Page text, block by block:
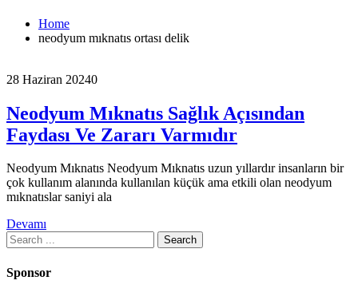
Home
neodyum mıknatıs ortası delik
28 Haziran 20240
Neodyum Mıknatıs Sağlık Açısından
Faydası Ve Zararı Varmıdır
Neodyum Mıknatıs Neodyum Mıknatıs uzun yıllardır insanların bir
çok kullanım alanında kullanılan küçük ama etkili olan neodyum
mıknatıslar saniyi ala
Devamı
Search
for:
Sponsor